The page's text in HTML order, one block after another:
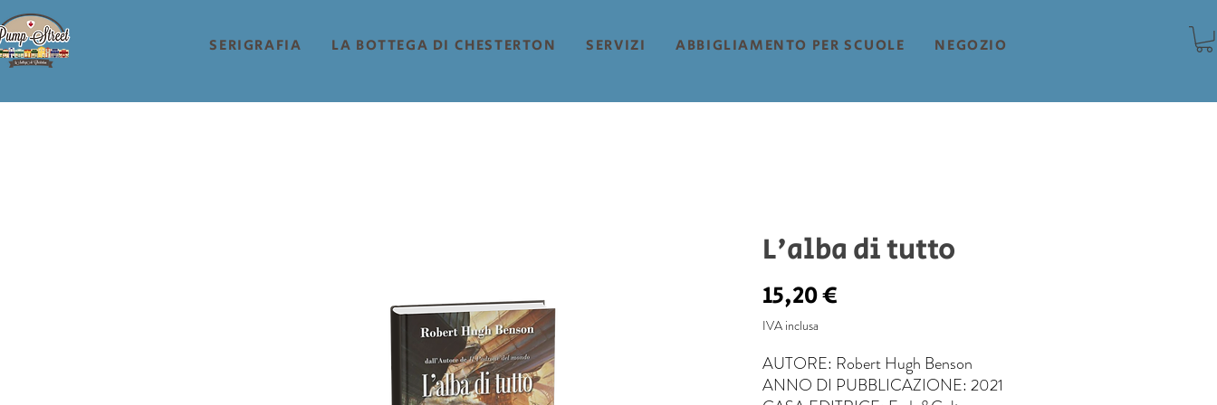
SERIGRAFIA LA BOTTEGA DI CHESTERTON SERVIZI ABBIGLIAMENTO PER SCUOLE NEGOZIO
L'alba di tutto
15,20 €
IVA inclusa
AUTORE: Robert Hugh Benson
ANNO DI PUBBLICAZIONE: 2021